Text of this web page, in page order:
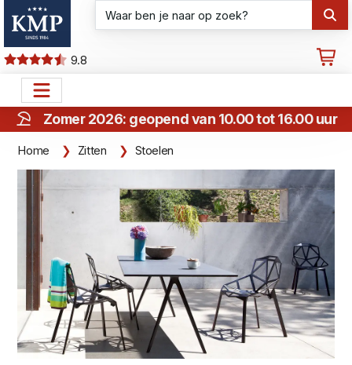
9.8
Zomer 2026: geopend van 10.00 tot 16.00 uur
Home Zitten Stoelen